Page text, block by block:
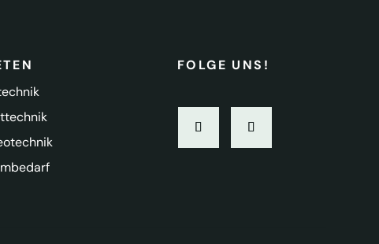
FOLGE UNS!